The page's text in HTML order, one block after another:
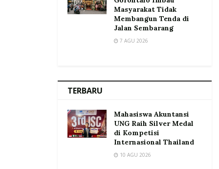
Masyarakat Tidak
Membangun Tenda di
Jalan Sembarang
7 AGU 2026
TERBARU
Mahasiswa Akuntansi
UNG Raih Silver Medal
di Kompetisi
Internasional Thailand
10 AGU 2026